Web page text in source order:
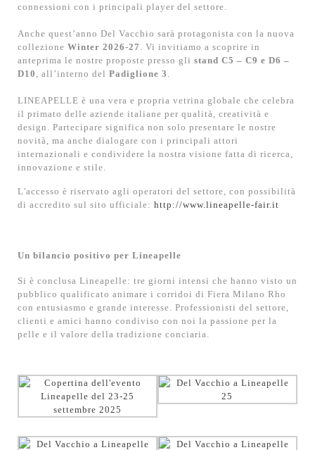
connessioni con i principali player del settore.
Anche quest’anno Del Vacchio sarà protagonista con la nuova
collezione Winter 2026-27 . Vi invitiamo a scoprire in
anteprima le nostre proposte presso gli stand C5 – C9 e D6 –
D10 , all’interno del Padiglione 3 .
LINEAPELLE è una vera e propria vetrina globale che celebra
il primato delle aziende italiane per qualità, creatività e
design. Partecipare significa non solo presentare le nostre
novità, ma anche dialogare con i principali attori
internazionali e condividere la nostra visione fatta di ricerca,
innovazione e stile.
L'accesso è riservato agli operatori del settore, con possibilità
di accredito sul sito ufficiale: http://www.lineapelle-fair.it
Un bilancio positivo per Lineapelle
Si è conclusa Lineapelle: tre giorni intensi che hanno visto un
pubblico qualificato animare i corridoi di Fiera Milano Rho
con entusiasmo e grande interesse. Professionisti del settore,
clienti e amici hanno condiviso con noi la passione per la
pelle e il valore della tradizione conciaria.